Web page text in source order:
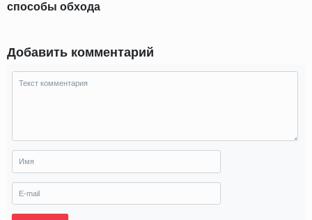
способы обхода
Добавить комментарий